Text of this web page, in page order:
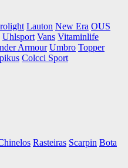
Lauton New Era OUS
Uhlsport Vans Vitaminlife
Armour Umbro Topper
Colcci Sport
Rasteiras Scarpin Bota